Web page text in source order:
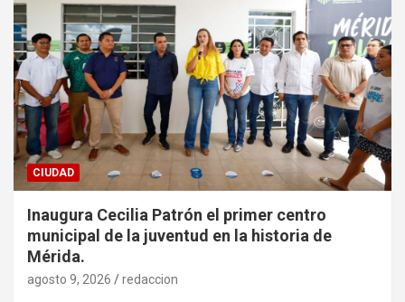
CIUDAD
Inaugura Cecilia Patrón el primer centro
municipal de la juventud en la historia de
Mérida.
agosto 9, 2026 redaccion